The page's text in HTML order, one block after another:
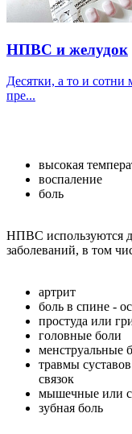
НПВС и желудок
Десятки, а то и
пре...
высокая
воспаление
боль
НПВС используются
заболеваний, в том
артрит
боль в спине -
простуда или
головные боли
менструальные
травмы
связок
мышечные или
зубная боль